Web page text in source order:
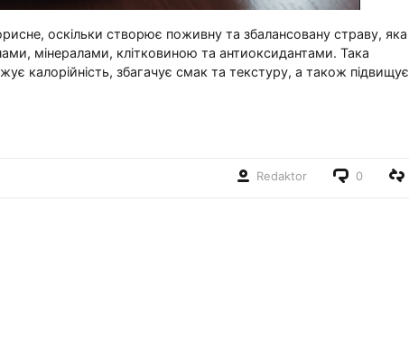
оскільки створює поживну та збалансовану страву, яка
мінералами, клітковиною та антиоксидантами. Така
калорійність, збагачує смак та текстуру, а також підвищує
Redaktor 0